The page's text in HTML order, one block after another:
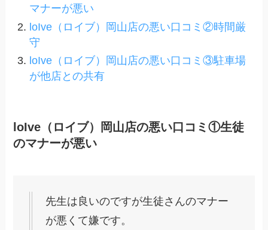
マナーが悪い
loIve（ロイブ）岡山店の悪い口コミ②時間厳
守
loIve（ロイブ）岡山店の悪い口コミ③駐車場
が他店との共有
loIve（ロイブ）岡山店の悪い口コミ①生徒
のマナーが悪い
先生は良いのですが生徒さんのマナー
が悪くて嫌です。